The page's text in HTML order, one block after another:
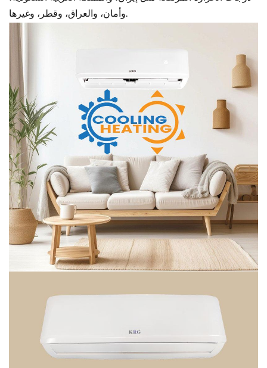
وأمان، والعراق، وقطر، وغيرها.